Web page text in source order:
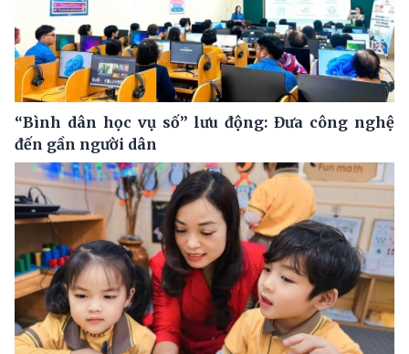
“Bình dân học vụ số” lưu động: Đưa công nghệ
đến gần người dân